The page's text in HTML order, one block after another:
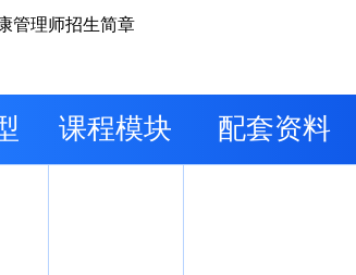
管理师招生简章
课程模块 配套资料